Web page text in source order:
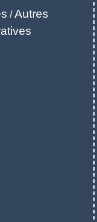
/Autres